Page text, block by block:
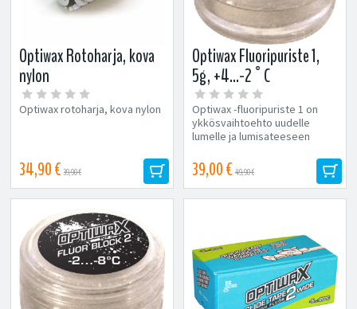
Optiwax Rotoharja, kova
nylon
Optiwax rotoharja, kova nylon
34,90 € 39,90 €
Optiwax Fluoripuriste 1,
5g, +4...-2°C
Optiwax -fluoripuriste 1 on
ykkösvaihtoehto uudelle
lumelle ja lumisateeseen
39,00 € 49,90 €